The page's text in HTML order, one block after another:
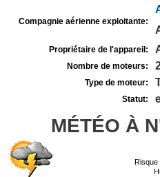
Compagnie aérienne exploitante:
Propriétaire de l'appareil:
Nombre de moteurs:
Type de moteur:
Statut:
MÉTÉO À
Risque